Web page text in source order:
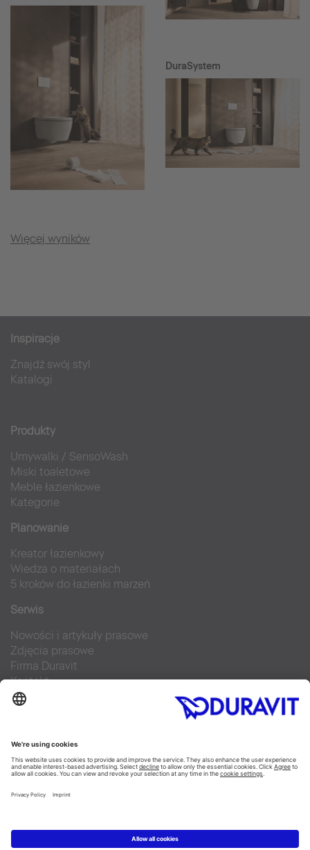
DuraSystem
Więcej wyników
Inspiracje
Znajdź swój styl
Katalogi
Produkty
Umywalki / SensoWash
Miski toaletowe
Meble łazienkowe
Kategorie
Planowanie
Kreator łazienkowy
Wiedza o materiałach
5 kroków do łazienki marzeń
Serwis
Nowości i artykuły prasowe
Zdjęcia prasowe
Firma Duravit
Kontakt
Najczęściej zadawane pytania
Facebook
Instagram
Pinterest
Blog
Flickr